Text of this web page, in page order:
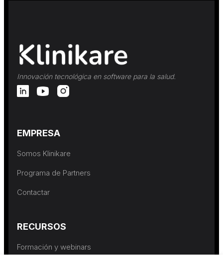
Innovación tecnológica en software para la salud.
EMPRESA
Somos Klinikare
Programa de Partners
Contactar
RECURSOS
Formación y webinars